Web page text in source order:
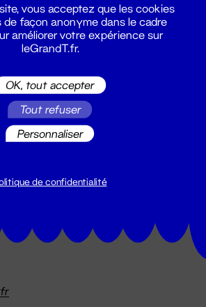
14h → 18h
vous acceptez que les cookies
de façon anonyme dans le cadre
améliorer votre expérience sur
leGrandT.fr.
OK, tout accepter
Tout refuser
Personnaliser
de confidentialité